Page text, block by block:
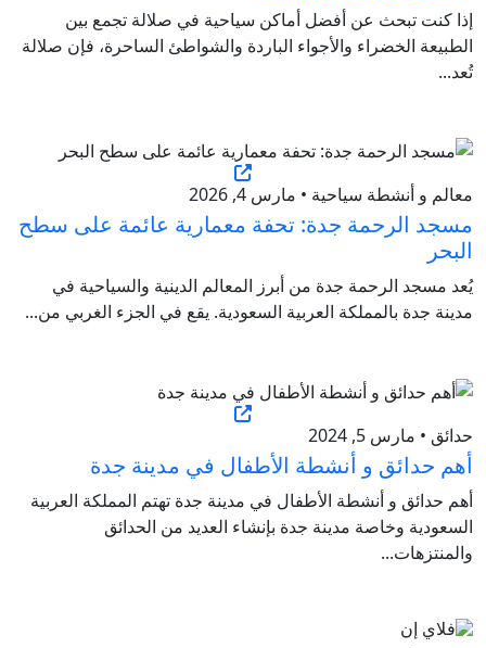
إذا كنت تبحث عن أفضل أماكن سياحية في صلالة تجمع بين
الطبيعة الخضراء والأجواء الباردة والشواطئ الساحرة، فإن صلالة
تُعد...
معالم و أنشطة سياحية • مارس 4, 2026
مسجد الرحمة جدة: تحفة معمارية عائمة على سطح
البحر
يُعد مسجد الرحمة جدة من أبرز المعالم الدينية والسياحية في
مدينة جدة بالمملكة العربية السعودية. يقع في الجزء الغربي من...
حدائق • مارس 5, 2024
أهم حدائق و أنشطة الأطفال في مدينة جدة
أهم حدائق و أنشطة الأطفال في مدينة جدة تهتم المملكة العربية
السعودية وخاصة مدينة جدة بإنشاء العديد من الحدائق
والمنتزهات...